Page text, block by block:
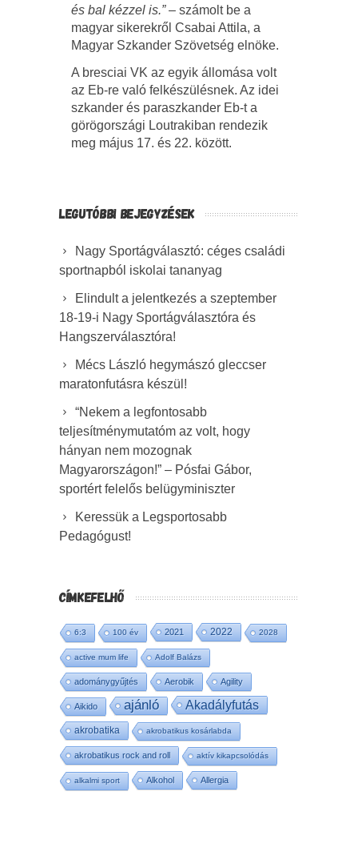
és bal kézzel is.”– számolt be a
magyar sikerekről Csabai Attila, a
Magyar Szkander Szövetség elnöke.
A bresciai VK az egyik állomása volt
az Eb-re való felkészülésnek. Az idei
szkander és paraszkander Eb-t a
görögországi Loutrakiban rendezik
meg május 17. és 22. között.
LEGUTÓBBI BEJEGYZÉSEK
Nagy Sportágválasztó: céges családi
sportnapból iskolai tananyag
Elindult a jelentkezés a szeptember
18-19-i Nagy Sportágválasztóra és
Hangszerválasztóra!
Mécs László hegymászó gleccser
maratonfutásra készül!
“Nekem a legfontosabb
teljesítménymutatóm az volt, hogy
hányan nem mozognak
Magyarországon!” – Pósfai Gábor,
sportért felelős belügyminiszter
Keressük a Legsportosabb
Pedagógust!
CÍMKEFELHŐ
6:3 100 év 2021 2022 2028
active mum life Adolf Balázs
adománygyűjtés Aerobik Agility
Aikido ajánló Akadályfutás
akrobatika akrobatikus kosárlabda
akrobatikus rock and roll aktív kikapcsolódás
alkalmi sport Alkohol Allergia